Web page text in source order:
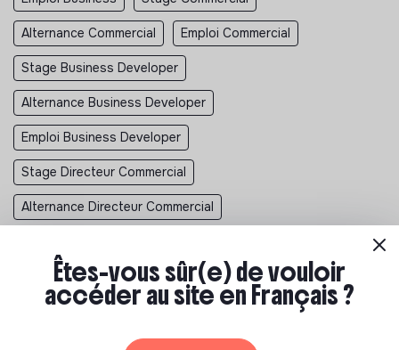
Alternance Commercial Emploi Commercial
Stage Business Developer
Alternance Business Developer
Emploi Business Developer
Stage Directeur Commercial
Alternance Directeur Commercial
Alternance Conseiller De Vente
Stage Account Manager
Alternance Account Manager Emploi Account Manager
Êtes-vous sûr(e) de vouloir
accéder au site en Français ?